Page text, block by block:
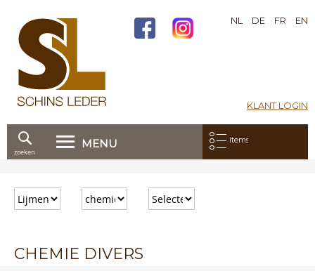
KLANT LOGIN
NL DE FR EN
MENU Mijn bestelling:
items
door
naar
zoeken
CHEMIE DIVERS